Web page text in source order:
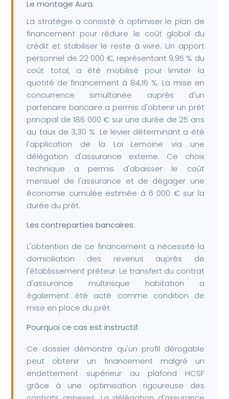
Le montage Aura.
La stratégie a consisté à optimiser le plan de
financement pour réduire le coût global du
crédit et stabiliser le reste à vivre. Un apport
personnel de 22 000 €, représentant 9,95 % du
coût total, a été mobilisé pour limiter la
quotité de financement à 84,16 %. La mise en
concurrence simultanée auprès d'un
partenaire bancaire a permis d'obtenir un prêt
principal de 186 000 € sur une durée de 25 ans
au taux de 3,30 %. Le levier déterminant a été
l'application de la Loi Lemoine via une
délégation d'assurance externe. Ce choix
technique a permis d'abaisser le coût
mensuel de l'assurance et de dégager une
économie cumulée estimée à 6 000 € sur la
durée du prêt.
Les contreparties bancaires.
L'obtention de ce financement a nécessité la
domiciliation des revenus auprès de
l'établissement prêteur. Le transfert du contrat
d'assurance multirisque habitation a
également été acté comme condition de
mise en place du prêt.
Pourquoi ce cas est instructif.
Ce dossier démontre qu'un profil dérogable
peut obtenir un financement malgré un
endettement supérieur au plafond HCSF
grâce à une optimisation rigoureuse des